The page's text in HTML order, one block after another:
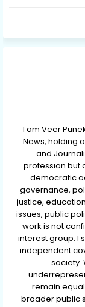
I am Veer
News, holding
and
profession but
democratic
governance,
justice,
issues, public
work is not
interest group. I
independent
society.
remain
broader public